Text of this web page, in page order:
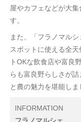
屋やカフェなどが大
す。
また、「フラノマル
スポットに使える全
トOKな飲食店や富良
らも富良野らしさが
と農の魅力を堪能しま
INFORMATION
フラノマルシェ